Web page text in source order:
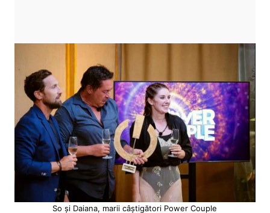
So și Daiana, marii câștigători Power Couple